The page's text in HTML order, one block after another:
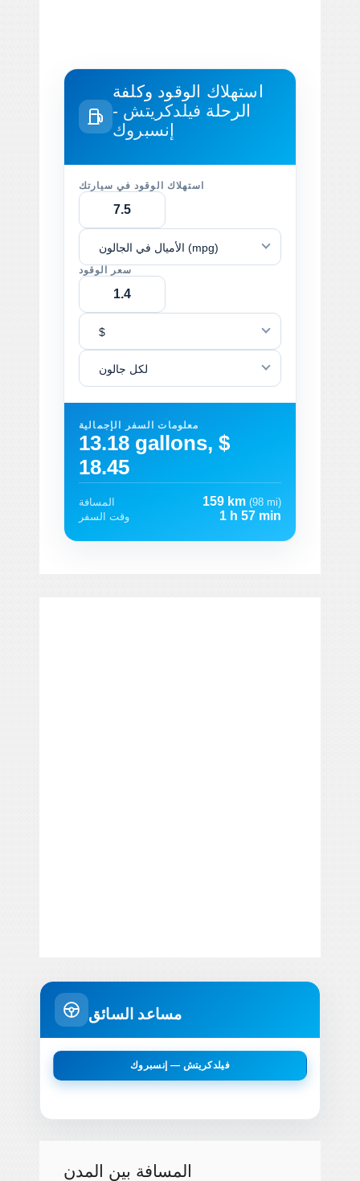
استهلاك الوقود وكلفة
الرحلة فيلدكريتش -
إنسبروك
استهلاك الوقود في سيارتك
الأميال في الجالون (mpg)
سعر الوقود
$
لكل جالون
معلومات السفر الإجمالية
13.18 gallons, $
18.45
المسافة 159 km (98 mi)
وقت السفر
1 h 57 min
مساعد السائق
فيلدكريتش — إنسبروك
المسافة بين المدن